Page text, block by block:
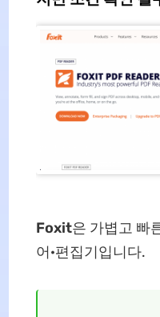
Foxit은 가볍고 빠
어·편집기입니다.